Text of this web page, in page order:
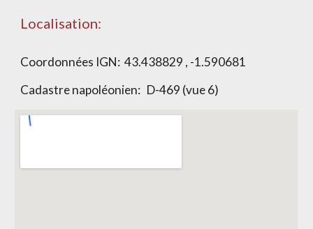
Localisation:
Coordonnées IGN:43.438829 , -1.590681
Cadastre napoléonien: D-469 (vue 6)